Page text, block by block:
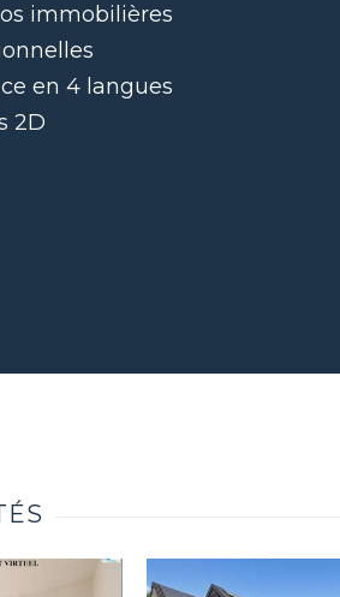
immobilières
en 4 langues
2D